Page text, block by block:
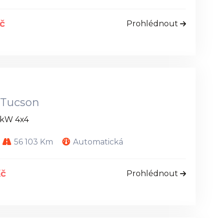
Prohlédnout
4x4
56 103 Km Automatická
Prohlédnout